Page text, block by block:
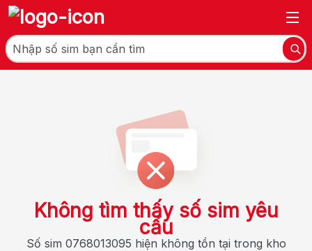
Không tìm thấy số sim yêu
cầu
Số sim 0768013095 hiện không tồn tại trong kho